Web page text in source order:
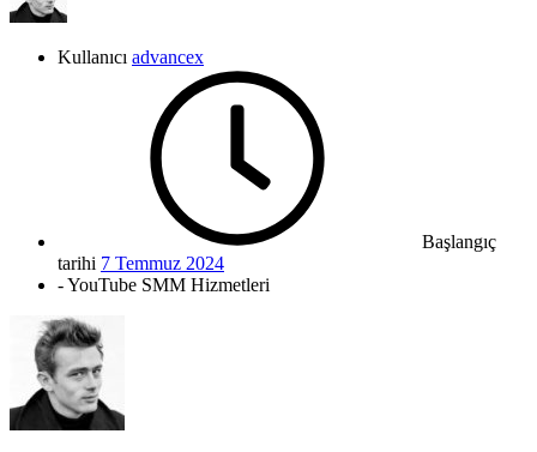
Kullanıcı advancex
Başlangıç
tarihi 7 Temmuz 2024
- YouTube SMM Hizmetleri